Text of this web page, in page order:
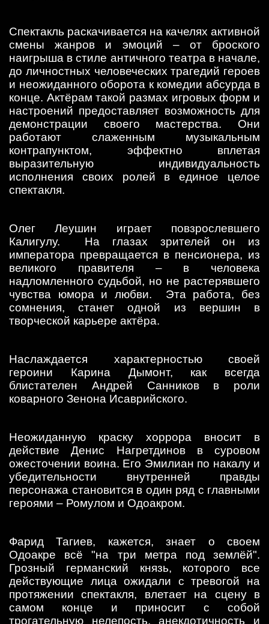
Спектакль раскачивается на качелях активной
смены жанров и эмоций – от броского
наигрыша в стиле античного театра в начале,
до личностных человеческих трагедий героев
и неожиданного оборота к комедии абсурда в
конце. Актёрам такой размах игровых форм и
настроений предоставляет возможность для
демонстрации своего мастерства. Они
работают слаженным музыкальным
контрапунктом, эффектно вплетая
выразительную индивидуальность
исполнения своих ролей в единое целое
спектакля.
Олег Леушин играет повзрослевшего
Калигулу. На глазах зрителей он из
императора превращается в пенсионера, из
великого правителя – в человека
надломленного судьбой, но не растерявшего
чувства юмора и любви. Эта работа, без
сомнения, станет одной из вершин в
творческой карьере актёра.
Наслаждается характерностью своей
героини Карина Дымонт, как всегда
блистателен Андрей Санников в роли
коварного Зенона Исаврийского.
Неожиданную краску хоррора вносит в
действие Денис Нагретдинов в суровом
ожесточении воина. Его Эмилиан по накалу и
убедительности внутренней правды
персонажа становится в один ряд с главными
героями – Ромулом и Одоакром.
Фарид Тагиев, кажется, знает о своем
Одоакре всё "на три метра под землёй".
Грозный германский князь, которого все
действующие лица ожидали с тревогой на
протяжении спектакля, влетает на сцену в
самом конце и приносит с собой
трогательную нелепость, анекдотичность и